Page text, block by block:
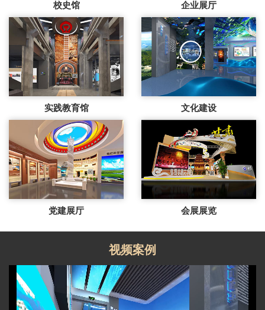
校史馆 企业展厅
实践教育馆 文化建设
党建展厅 会展展览
视频案例